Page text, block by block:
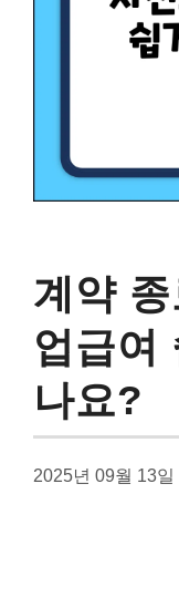
계약
업급여
나요?
2025년 09월 13일